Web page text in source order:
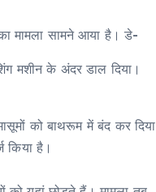
मामला सामने आया है। डे-
मशीन के अंदर डाल दिया।
को बाथरूम में बंद कर दिया
किया है।